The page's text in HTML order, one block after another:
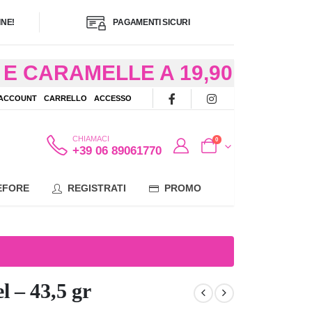
PAGAMENTI SICURI
CARAMELLE A 19,90
ORE AD
CARRELLO ACCESSO
CHIAMACI
+39 06 89061770
0
REGISTRATI PROMO
– 43,5 gr